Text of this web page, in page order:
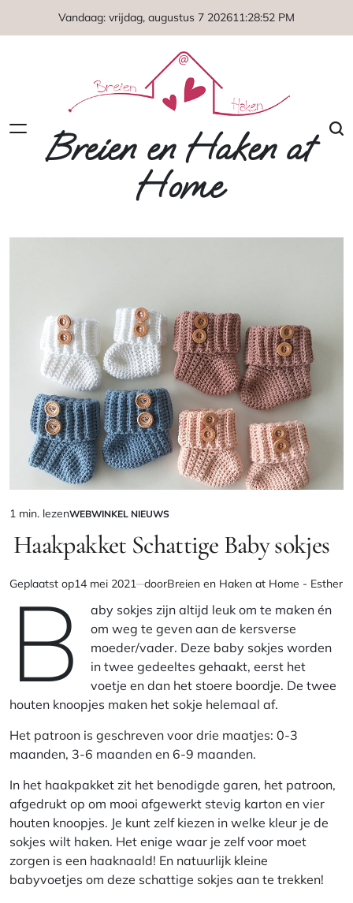
Vandaag: vrijdag, augustus 7 202611:28:53 PM
Breien en Haken at
Home
Geschatte
leestijd
1 min. lezenGEPLAATST
WEBWINKEL NIEUWS
Haakpakket Schattige Baby sokjes
Geplaatst op14 mei 2021 doorBreien en Haken at Home - Esther
B
aby sokjes zijn altijd leuk om te maken én
om weg te geven aan de kersverse
moeder/vader. Deze baby sokjes worden
in twee gedeeltes gehaakt, eerst het
voetje en dan het stoere boordje. De twee
houten knoopjes maken het sokje helemaal af.
Het patroon is geschreven voor drie maatjes: 0-3
maanden, 3-6 maanden en 6-9 maanden.
In het haakpakket zit het benodigde garen, het patroon,
afgedrukt op om mooi afgewerkt stevig karton en vier
houten knoopjes. Je kunt zelf kiezen in welke kleur je de
sokjes wilt haken. Het enige waar je zelf voor moet
zorgen is een haaknaald! En natuurlijk kleine
babyvoetjes om deze schattige sokjes aan te trekken!